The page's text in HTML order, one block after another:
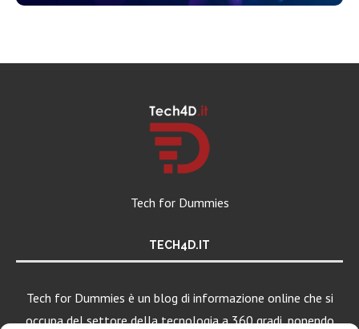
Tech for Dummies
TECH4D.IT
Tech for Dummies è un blog di informazione online che si
occupa del settore della tecnologia a 360 gradi, ponendo